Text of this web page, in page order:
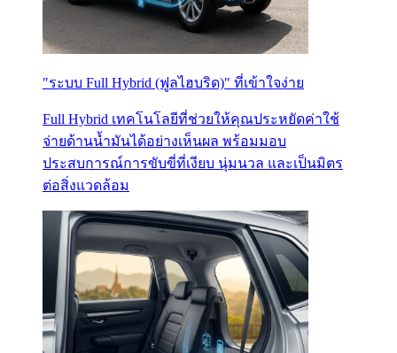
"ระบบ Full Hybrid (ฟูลไฮบริด)" ที่เข้าใจง่าย
Full Hybrid เทคโนโลยีที่ช่วยให้คุณประหยัดค่าใช้
จ่ายด้านน้ำมันได้อย่างเห็นผล พร้อมมอบ
ประสบการณ์การขับขี่ที่เงียบ นุ่มนวล และเป็นมิตร
ต่อสิ่งแวดล้อม